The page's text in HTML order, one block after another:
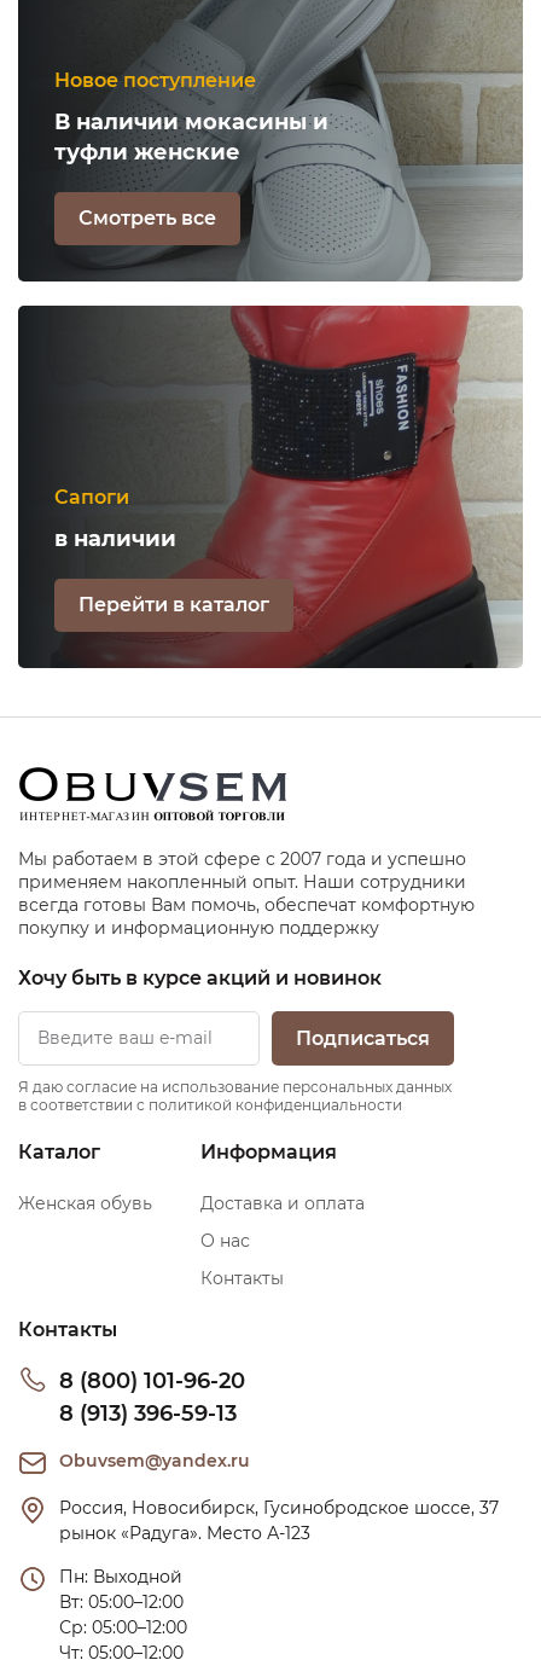
Новое поступление
В наличии мокасины и
туфли женские
Смотреть все
Сапоги
в наличии
Перейти в каталог
Мы работаем в этой сфере с 2007 года и успешно
применяем накопленный опыт. Наши сотрудники
всегда готовы Вам помочь, обеспечат комфортную
покупку и информационную поддержку
Хочу быть в курсе акций и новинок
Подписаться
Я даю согласие на использование персональных данных
в соответствии с политикой конфиденциальности
Каталог
Женская обувь
Информация
Доставка и оплата
О нас
Контакты
Контакты
8 (800) 101-96-20
8 (913) 396-59-13
Obuvsem@yandex.ru
Россия, Новосибирск, Гусинобродское шоссе, 37
рынок «Радуга». Место А-123
Пн: Выходной
Вт: 05:00–12:00
Ср: 05:00–12:00
Чт: 05:00–12:00